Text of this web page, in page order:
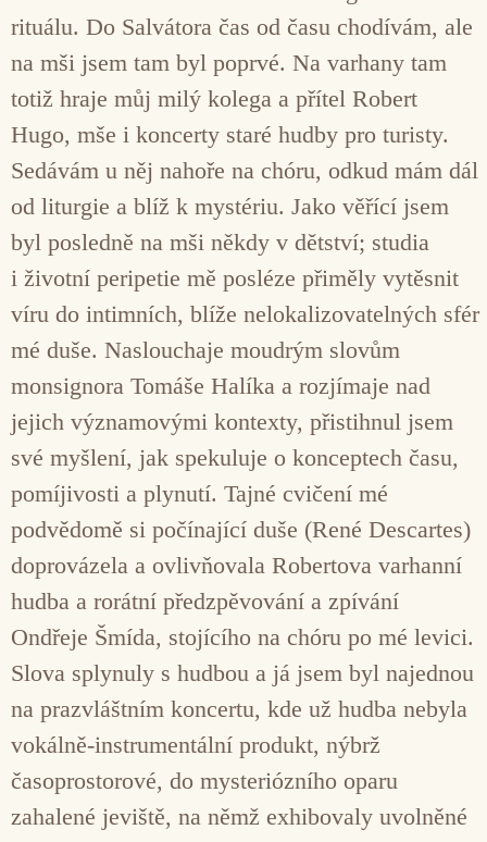
rituálu. Do Salvátora čas od času chodívám, ale
na mši jsem tam byl poprvé. Na varhany tam
totiž hraje můj milý kolega a přítel Robert
Hugo, mše i koncerty staré hudby pro turisty.
Sedávám u něj nahoře na chóru, odkud mám dál
od liturgie a blíž k mystériu. Jako věřící jsem
byl posledně na mši někdy v dětství; studia
i životní peripetie mě posléze přiměly vytěsnit
víru do intimních, blíže nelokalizovatelných sfér
mé duše. Naslouchaje moudrým slovům
monsignora Tomáše Halíka a rozjímaje nad
jejich významovými kontexty, přistihnul jsem
své myšlení, jak spekuluje o konceptech času,
pomíjivosti a plynutí. Tajné cvičení mé
podvědomě si počínající duše (René Descartes)
doprovázela a ovlivňovala Robertova varhanní
hudba a rorátní předzpěvování a zpívání
Ondřeje Šmída, stojícího na chóru po mé levici.
Slova splynuly s hudbou a já jsem byl najednou
na prazvláštním koncertu, kde už hudba nebyla
vokálně-instrumentální produkt, nýbrž
časoprostorové, do mysteriózního oparu
zahalené jeviště, na němž exhibovaly uvolněné